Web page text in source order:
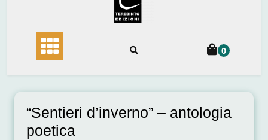
0
“Sentieri d’inverno” – antologia
poetica